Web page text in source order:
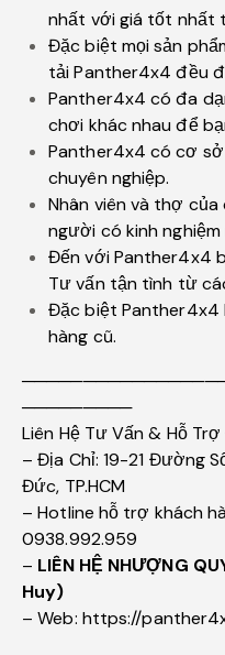
nhất với giá tốt nhất
Đặc biệt mọi sản
tải Panther4x4 đều
Panther4x4 có đa
chơi khác nhau để
Panther4x4 có cơ
chuyên nghiệp.
Nhân viên và thợ
người có kinh
Đến với Panther4x4
Tư vấn tận tình từ
Đặc biệt Panther4x4
hàng cũ.
─────────
Liên Hệ Tư Vấn & Hỗ
– Địa Chỉ: 19-21 Đường
Đức, TP.HCM
– Hotline hỗ trợ khách
0938.992.959
– LIÊN HỆ NHƯỢNG
Huy)
– Web: https://